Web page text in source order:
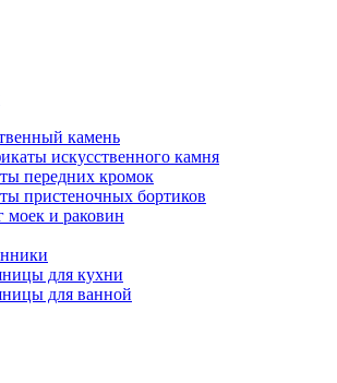
камень
искусственного камня
передних кромок
пристеночных бортиков
моек и раковин
для кухни
для ванной